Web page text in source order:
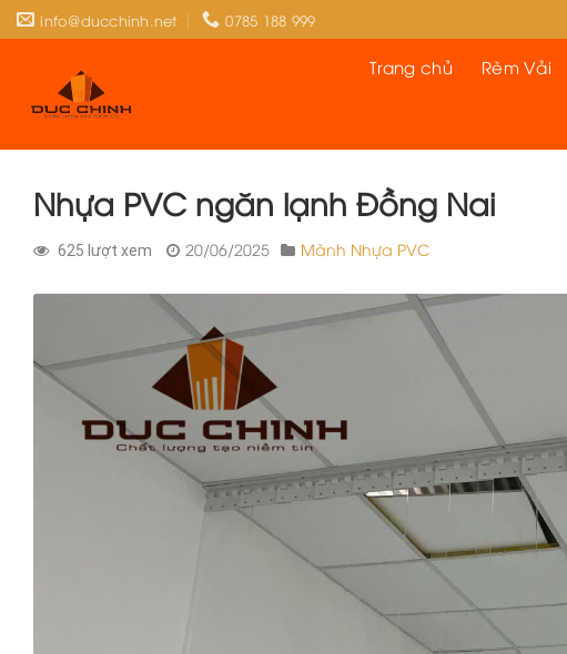
Skip
to
info@ducchinh.net 0785 188 999
Trang chủ Rèm Vải
Nhựa PVC ngăn lạnh Đồng Nai
625 lượt xem 20/06/2025 Mành Nhựa PVC